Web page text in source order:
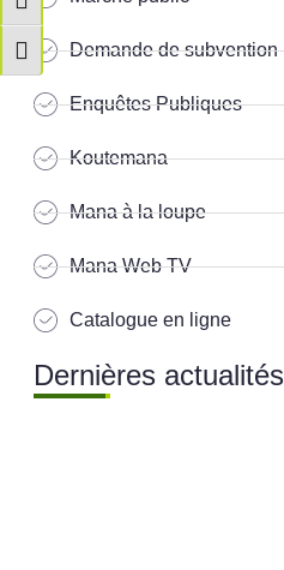
Passer en contraste élevé
Changer la taille de la police
Demande de subvention
Enquêtes Publiques
Koutemana
Mana à la loupe
Mana Web TV
Catalogue en ligne
Dernières actualités